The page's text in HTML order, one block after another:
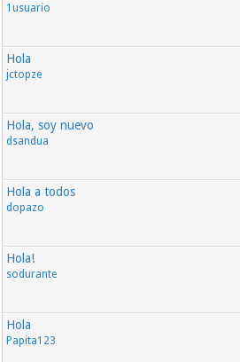
1usuario
Hola
jctopze
Hola, soy nuevo
dsandua
Hola a todos
dopazo
Hola!
sodurante
Hola
Papita123